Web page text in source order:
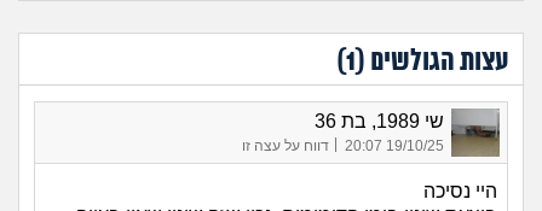
עצות הגולשים (1
)
שי 1989, בת 36
19/10/25 20:07
| דווח על עצה זו
היי נסיכה